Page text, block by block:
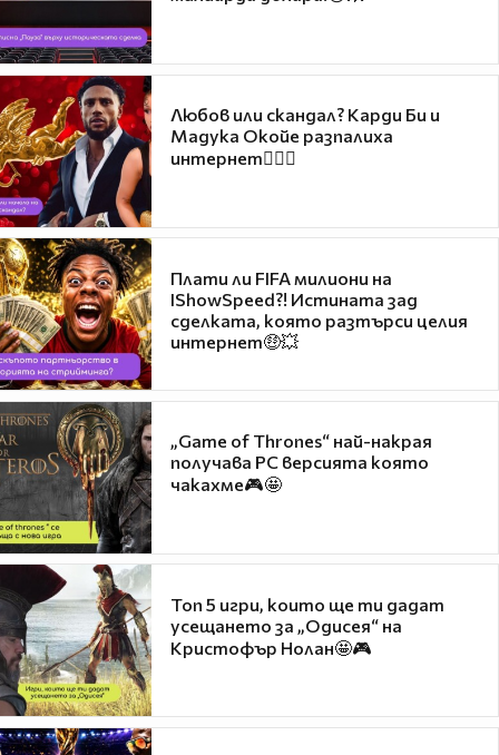
Любов или скандал? Карди Би и
Мадука Окойе разпалиха
интернет❤️‍🔥🔥
Плати ли FIFA милиони на
IShowSpeed?! Истината зад
сделката, която разтърси целия
интернет🤑💥
„Game of Thrones“ най-накрая
получава PC версията която
чакахме🎮🤩
Топ 5 игри, които ще ти дадат
усещането за „Одисея“ на
Кристофър Нолан🤩🎮